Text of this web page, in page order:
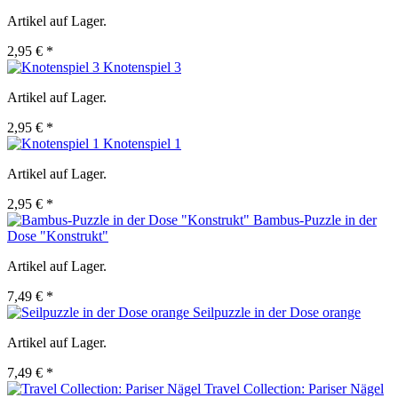
Artikel auf Lager.
2,95 € *
Knotenspiel 3
Artikel auf Lager.
2,95 € *
Knotenspiel 1
Artikel auf Lager.
2,95 € *
Bambus-Puzzle in der
Dose "Konstrukt"
Artikel auf Lager.
7,49 € *
Seilpuzzle in der Dose orange
Artikel auf Lager.
7,49 € *
Travel Collection: Pariser Nägel